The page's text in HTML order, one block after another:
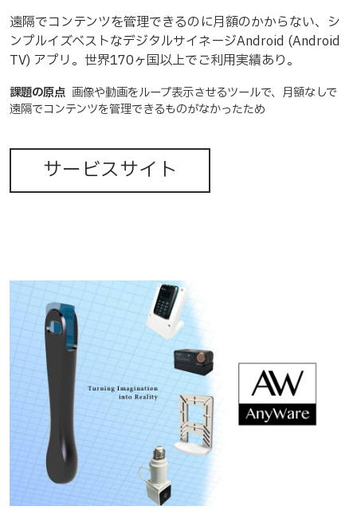
遠隔でコンテンツを管理できるのに月額のかからない、シ
ンプルイズベストなデジタルサイネージAndroid (Android
TV) アプリ。世界170ヶ国以上でご利用実績あり。
課題の原点 画像や動画をループ表示させるツールで、月額なしで
遠隔でコンテンツを管理できるものがなかったため
サービスサイト